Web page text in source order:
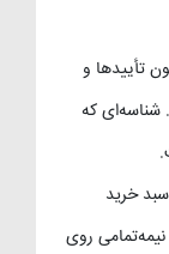
تأییدها و
شناسه‌ای که
خرید
روی